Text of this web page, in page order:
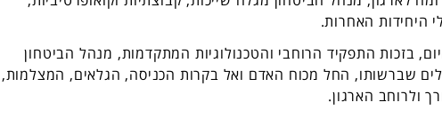
היחידות האחרות.
בזכות התפקיד הרוחבי והטכנולוגיות המתקדמות, מנהל הביטחון
שברשותו, החל מכוח האדם ואל בקרות הכניסה, הגלאים, המצלמות,
ולרוחב הארגון.